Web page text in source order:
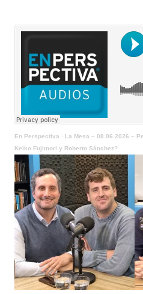
En Perspectiva · La Mesa – 08.06.2026 –
Keiko Fujimori y Roberto Sánchez?